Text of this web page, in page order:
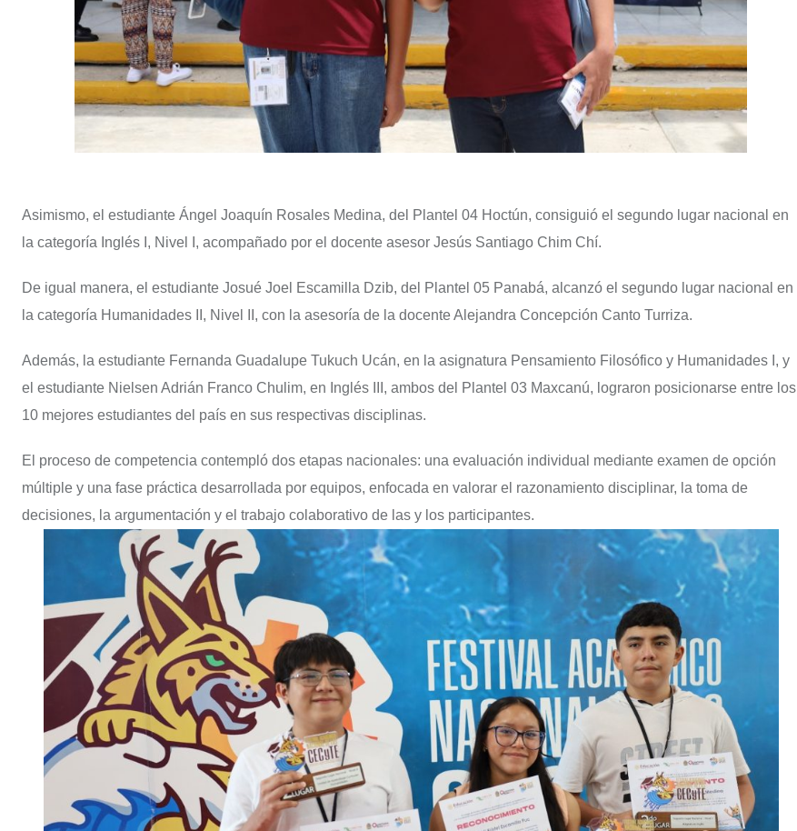
Asimismo, el estudiante Ángel Joaquín Rosales Medina, del Plantel 04 Hoctún, consiguió el segundo lugar nacional en
la categoría Inglés I, Nivel I, acompañado por el docente asesor Jesús Santiago Chim Chí.
De igual manera, el estudiante Josué Joel Escamilla Dzib, del Plantel 05 Panabá, alcanzó el segundo lugar nacional en
la categoría Humanidades II, Nivel II, con la asesoría de la docente Alejandra Concepción Canto Turriza.
Además, la estudiante Fernanda Guadalupe Tukuch Ucán, en la asignatura Pensamiento Filosófico y Humanidades I, y
el estudiante Nielsen Adrián Franco Chulim, en Inglés III, ambos del Plantel 03 Maxcanú, lograron posicionarse entre los
10 mejores estudiantes del país en sus respectivas disciplinas.
El proceso de competencia contempló dos etapas nacionales: una evaluación individual mediante examen de opción
múltiple y una fase práctica desarrollada por equipos, enfocada en valorar el razonamiento disciplinar, la toma de
decisiones, la argumentación y el trabajo colaborativo de las y los participantes.